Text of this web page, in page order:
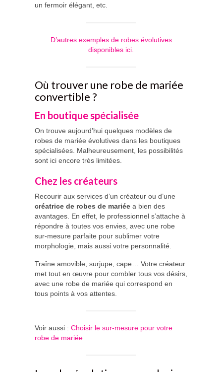
un fermoir élégant, etc.
D’autres exemples de robes évolutives
disponibles ici.
Où trouver une robe de mariée
convertible ?
En boutique spécialisée
On trouve aujourd’hui quelques modèles de
robes de mariée évolutives dans les boutiques
spécialisées. Malheureusement, les possibilités
sont ici encore très limitées.
Chez les créateurs
Recourir aux services d’un créateur ou d’une
créatrice de robes de mariée a bien des
avantages. En effet, le professionnel s’attache à
répondre à toutes vos envies, avec une robe
sur-mesure parfaite pour sublimer votre
morphologie, mais aussi votre personnalité.
Traîne amovible, surjupe, cape… Votre créateur
met tout en œuvre pour combler tous vos désirs,
avec une robe de mariée qui correspond en
tous points à vos attentes.
Voir aussi : Choisir le sur-mesure pour votre
robe de mariée